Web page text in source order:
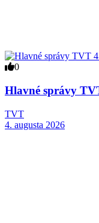
0
Hlavné správy
TVT
4. augusta 2026